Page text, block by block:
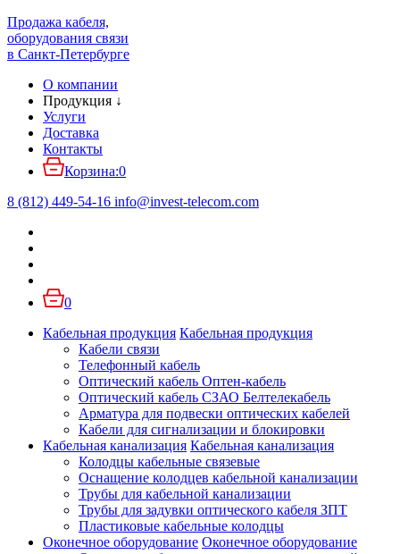
Продажа кабеля,
оборудования связи
в Санкт-Петербурге
О компании
Продукция ↓
Услуги
Доставка
Контакты
Корзина:0
8 (812) 449-54-16 info@invest-telecom.com
0
Кабельная продукция Кабельная продукция
Кабели связи
Телефонный кабель
Оптический кабель Оптен-кабель
Оптический кабель СЗАО Белтелекабель
Арматура для подвески оптических кабелей
Кабели для сигнализации и блокировки
Кабельная канализация Кабельная канализация
Колодцы кабельные связевые
Оснащение колодцев кабельной канализации
Трубы для кабельной канализации
Трубы для задувки оптического кабеля ЗПТ
Пластиковые кабельные колодцы
Оконечное оборудование Оконечное оборудование